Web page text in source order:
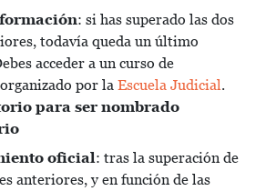
: si has superado las dos
todavía queda un último
acceder a un curso de
por la Escuela Judicial.
para ser nombrado
oficial: tras la superación de
anteriores, y en función de las